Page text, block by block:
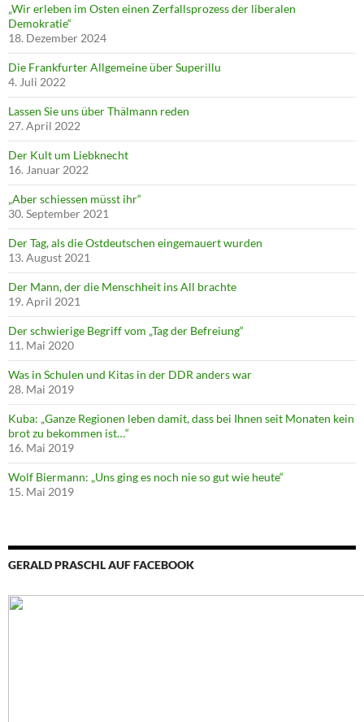
„Wir erleben im Osten einen Zerfallsprozess der liberalen
Demokratie“
18. Dezember 2024
Die Frankfurter Allgemeine über Superillu
4. Juli 2022
Lassen Sie uns über Thälmann reden
27. April 2022
Der Kult um Liebknecht
16. Januar 2022
„Aber schiessen müsst ihr“
30. September 2021
Der Tag, als die Ostdeutschen eingemauert wurden
13. August 2021
Der Mann, der die Menschheit ins All brachte
19. April 2021
Der schwierige Begriff vom „Tag der Befreiung“
11. Mai 2020
Was in Schulen und Kitas in der DDR anders war
28. Mai 2019
Kuba: „Ganze Regionen leben damit, dass bei Ihnen seit Monaten kein
brot zu bekommen ist…“
16. Mai 2019
Wolf Biermann: „Uns ging es noch nie so gut wie heute“
15. Mai 2019
GERALD PRASCHL AUF FACEBOOK